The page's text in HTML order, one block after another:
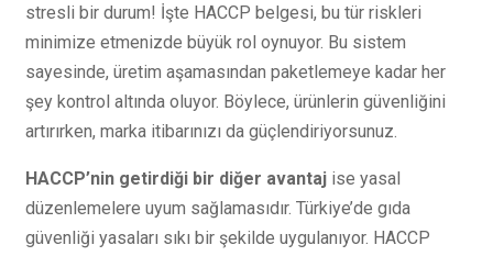
stresli bir durum! İşte HACCP belgesi, bu tür riskleri
minimize etmenizde büyük rol oynuyor. Bu sistem
sayesinde, üretim aşamasından paketlemeye kadar her
şey kontrol altında oluyor. Böylece, ürünlerin güvenliğini
artırırken, marka itibarınızı da güçlendiriyorsunuz.
HACCP’nin getirdiği bir diğer avantaj ise yasal
düzenlemelere uyum sağlamasıdır. Türkiye’de gıda
güvenliği yasaları sıkı bir şekilde uygulanıyor. HACCP